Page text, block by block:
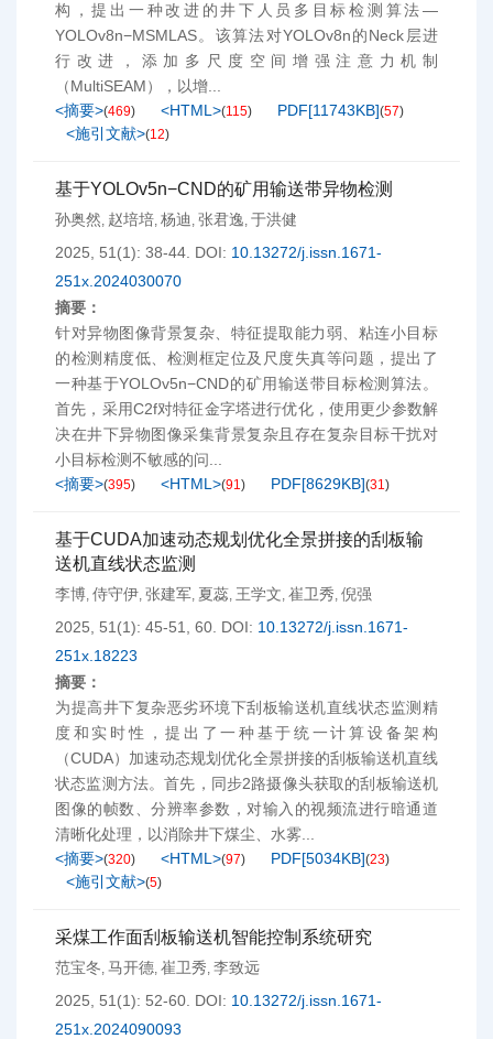
构，提出一种改进的井下人员多目标检测算法—
YOLOv8n−MSMLAS。该算法对YOLOv8n的Neck层进
行改进，添加多尺度空间增强注意力机制
（MultiSEAM），以增...
<摘要>(469) <HTML>(115) PDF[11743KB](57)
<施引文献>(12)
基于YOLOv5n−CND的矿用输送带异物检测
孙奥然, 赵培培, 杨迪 , 张君逸, 于洪健
2025, 51(1): 38-44. DOI: 10.13272/j.issn.1671-
251x.2024030070
摘要：
针对异物图像背景复杂、特征提取能力弱、粘连小目标
的检测精度低、检测框定位及尺度失真等问题，提出了
一种基于YOLOv5n−CND的矿用输送带目标检测算法。
首先，采用C2f对特征金字塔进行优化，使用更少参数解
决在井下异物图像采集背景复杂且存在复杂目标干扰对
小目标检测不敏感的问...
<摘要>(395) <HTML>(91) PDF[8629KB](31)
基于CUDA加速动态规划优化全景拼接的刮板输
送机直线状态监测
李博, 侍守伊, 张建军, 夏蕊, 王学文, 崔卫秀, 倪强
2025, 51(1): 45-51, 60. DOI: 10.13272/j.issn.1671-
251x.18223
摘要：
为提高井下复杂恶劣环境下刮板输送机直线状态监测精
度和实时性，提出了一种基于统一计算设备架构
（CUDA）加速动态规划优化全景拼接的刮板输送机直线
状态监测方法。首先，同步2路摄像头获取的刮板输送机
图像的帧数、分辨率参数，对输入的视频流进行暗通道
清晰化处理，以消除井下煤尘、水雾...
<摘要>(320) <HTML>(97) PDF[5034KB](23)
<施引文献>(5)
采煤工作面刮板输送机智能控制系统研究
范宝冬, 马开德, 崔卫秀, 李致远
2025, 51(1): 52-60. DOI: 10.13272/j.issn.1671-
251x.2024090093